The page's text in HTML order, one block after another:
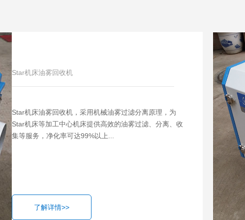
Star机床油雾回收机
Star机床油雾回收机，采用机械油雾过滤分离原理，为
Star机床等加工中心机床提供高效的油雾过滤、分离、收
集等服务，净化率可达99%以上...
了解详情>>